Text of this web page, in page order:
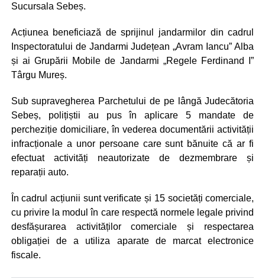
Sucursala Sebeș.
Acțiunea beneficiază de sprijinul jandarmilor din cadrul
Inspectoratului de Jandarmi Județean „Avram Iancu” Alba
și ai Grupării Mobile de Jandarmi „Regele Ferdinand I”
Târgu Mureș.
Sub supravegherea Parchetului de pe lângă Judecătoria
Sebeș, polițiștii au pus în aplicare 5 mandate de
percheziție domiciliare, în vederea documentării activității
infracționale a unor persoane care sunt bănuite că ar fi
efectuat activități neautorizate de dezmembrare și
reparații auto.
În cadrul acțiunii sunt verificate și 15 societăți comerciale,
cu privire la modul în care respectă normele legale privind
desfășurarea activităților comerciale și respectarea
obligației de a utiliza aparate de marcat electronice
fiscale.